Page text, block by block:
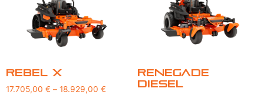
Rebel X
17.705,00 € – 18.929,00 €
Renegade
Diesel